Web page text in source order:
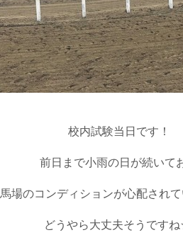
校内試験当日です！
前日まで小雨の日が続いて
馬場のコンディションが心配され
どうやら大丈夫そうです